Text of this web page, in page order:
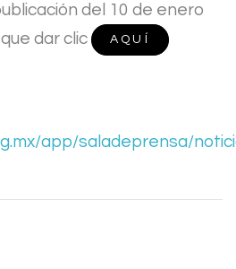
del 10 de enero
dar clic
AQUÍ
app/saladeprensa/